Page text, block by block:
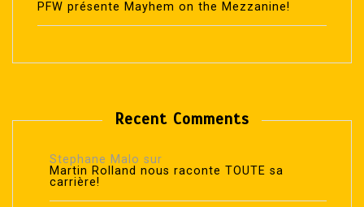
PFW présente Mayhem on the Mezzanine!
Recent Comments
Stephane Malo sur
Martin Rolland nous raconte TOUTE sa
carrière!